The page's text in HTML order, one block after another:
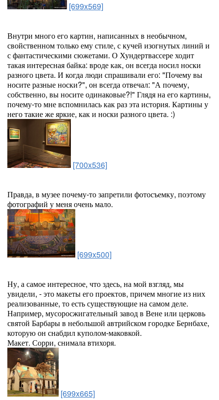
[699x569]
Внутри много его картин, написанных в необычном,
свойственном только ему стиле, с кучей изогнутых линий и
с фантастическими сюжетами. О Хундертвассере ходит
такая интересная байка: вроде как, он всегда носил носки
разного цвета. И когда люди спрашивали его: "Почему вы
носите разные носки?", он всегда отвечал: "А почему,
собственно, вы носите одинаковые?!" Глядя на его картины,
почему-то мне вспомнилась как раз эта история. Картины у
него такие же яркие, как и носки разного цвета. :)
[700x536]
Правда, в музее почему-то запретили фотосъемку, поэтому
фотографий у меня очень мало.
[699x500]
Ну, а самое интересное, что здесь, на мой взгляд, мы
увидели, - это макеты его проектов, причем многие из них
реализованные, то есть существующие на самом деле.
Например, мусоросжигательный завод в Вене или церковь
святой Барбары в небольшой автрийском городке Бернбахе,
которую он снабдил куполом-маковкой.
Макет. Сорри, снимала втихоря.
[699x665]